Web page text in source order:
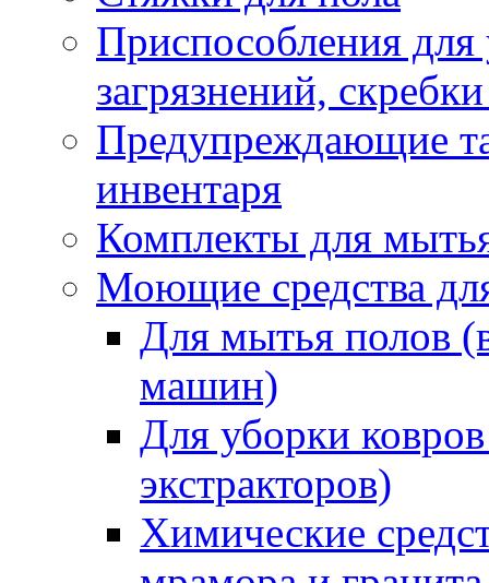
Приспособления
загрязнений,
Предупреждающие
инвентаря
Комплекты для
Моющие средства
Для мытья полов
машин)
Для уборки
экстракторов)
Химические